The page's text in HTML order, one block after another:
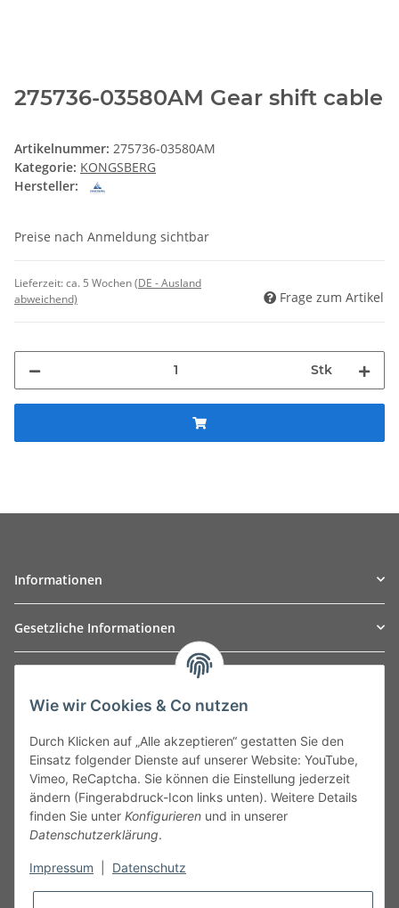
275736-03580AM Gear shift cable
Artikelnummer: 275736-03580AM
Kategorie: KONGSBERG
Hersteller:
Preise nach Anmeldung sichtbar
Lieferzeit:ca. 5 Wochen(DE - Ausland
abweichend)
Frage zum Artikel
Stk
Informationen
Gesetzliche Informationen
Leibnizstraße 2a
Germany
Phone:+49 40 5287270
Fax:+49 40 5281050
Email:sales@tow-automotive.de
Wie wir Cookies & Co nutzen
Durch Klicken auf „Alle akzeptieren“ gestatten Sie den
Einsatz folgender Dienste auf unserer Website: YouTube,
Vimeo, ReCaptcha. Sie können die Einstellung jederzeit
ändern (Fingerabdruck-Icon links unten). Weitere Details
finden Sie unter Konfigurieren und in unserer
Datenschutzerklärung.
Impressum Datenschutz